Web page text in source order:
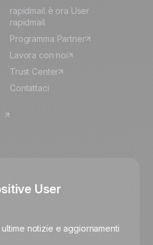
rapidmail è ora User
rapidmail
Programma Partner
Lavora con noi
Trust Center
Contattaci
User
notizie e aggiornamenti